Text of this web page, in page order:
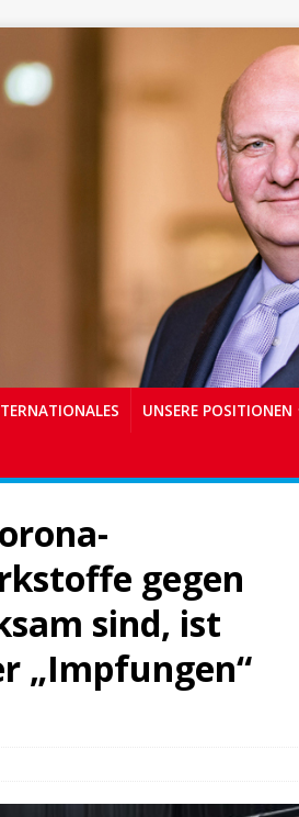
UNSERE POSITIONEN
gegen
sind, ist
„Impfungen“